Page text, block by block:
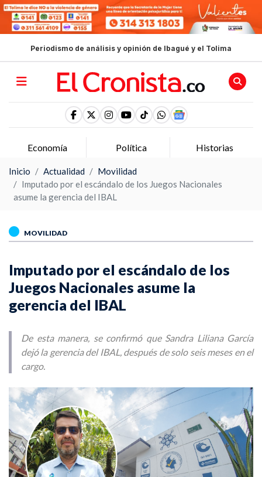
Periodismo de análisis y opinión de Ibagué y el Tolima
Economía Política Historias
Inicio Actualidad
Movilidad
Imputado por el escándalo de los Juegos Nacionales
asume la gerencia del IBAL
MOVILIDAD
Imputado por el escándalo de los
Juegos Nacionales asume la
gerencia del IBAL
De esta manera, se confirmó que Sandra Liliana García
dejó la gerencia del IBAL, después de solo seis meses en el
cargo.